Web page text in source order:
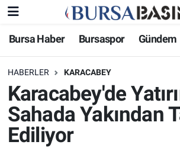
Bursa Haber Bursaspor Gündem
HABERLER KARACABEY
Karacabey'de
Sahada Yakından
Ediliyor
Bursa Haber
Genel
Politika
Bilim, Teknoloji
Bursa Nöbetçi Eczaneler
Bursa Hava Durumu
Bursa Namaz Vakitleri
Bursa Trafik Yoğunluk Haritası